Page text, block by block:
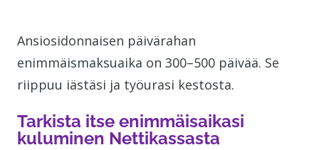
Ansiosidonnaisen päivärahan
enimmäismaksuaika on 300–500 päivää. Se
riippuu iästäsi ja työurasi kestosta.
Tarkista itse enimmäisaikasi
kuluminen Nettikassasta